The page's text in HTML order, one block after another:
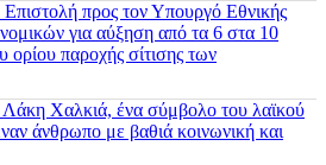
Επιστολή προς τον Υπουργό Εθνικής
για αύξηση από τα 6 στα 10
παροχής σίτισης των
Λάκη Χαλκιά, ένα σύμβολο του λαϊκού
άνθρωπο με βαθιά κοινωνική και